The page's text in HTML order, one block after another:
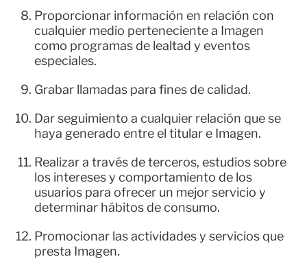
Proporcionar información en relación con
cualquier medio perteneciente a Imagen
como programas de lealtad y eventos
especiales.
Grabar llamadas para fines de calidad.
Dar seguimiento a cualquier relación que se
haya generado entre el titular e Imagen.
Realizar a través de terceros, estudios sobre
los intereses y comportamiento de los
usuarios para ofrecer un mejor servicio y
determinar hábitos de consumo.
Promocionar las actividades y servicios que
presta Imagen.